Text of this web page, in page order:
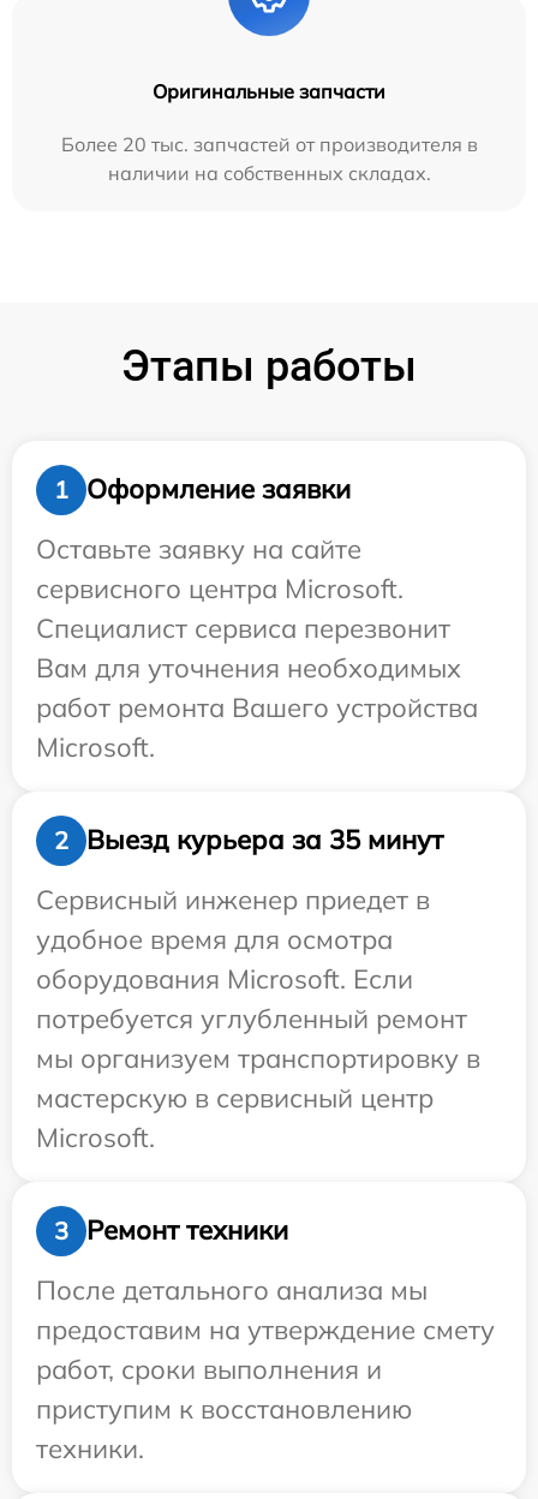
Оригинальные запчасти
Более 20 тыс. запчастей от производителя в
наличии на собственных складах.
Этапы работы
1
Оформление заявки
Оставьте заявку на сайте
сервисного центра Microsoft.
Специалист сервиса перезвонит
Вам для уточнения необходимых
работ ремонта Вашего устройства
Microsoft.
2
Выезд курьера за 35 минут
Сервисный инженер приедет в
удобное время для осмотра
оборудования Microsoft. Если
потребуется углубленный ремонт
мы организуем транспортировку в
мастерскую в сервисный центр
Microsoft.
3
Ремонт техники
После детального анализа мы
предоставим на утверждение смету
работ, сроки выполнения и
приступим к восстановлению
техники.